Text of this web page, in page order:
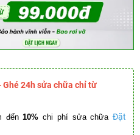
Ghé 24h sửa chữa chỉ từ
đến10% chi phí sửa chữa Đặt